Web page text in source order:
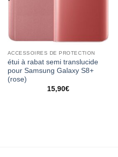
ACCESSOIRES DE PROTECTION
étui à rabat semi translucide
pour Samsung Galaxy S8+
(rose)
15,90€